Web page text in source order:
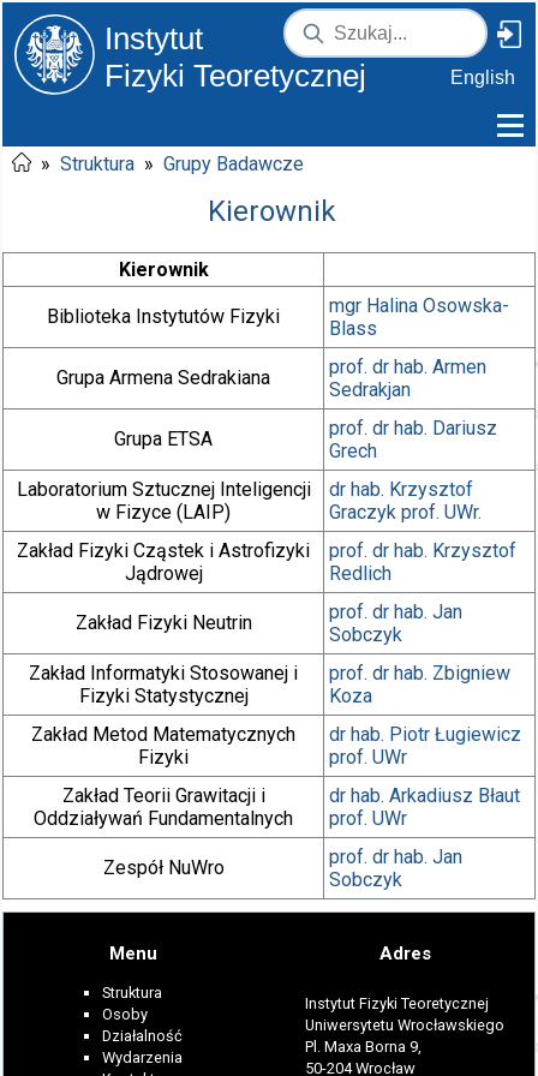
Instytut
Fizyki Teoretycznej
English
» Struktura » Grupy Badawcze
Kierownik
Kierownik
Biblioteka Instytutów Fizyki mgr Halina Osowska-
Blass
Grupa Armena Sedrakiana prof. dr hab. Armen
Sedrakjan
Grupa ETSA prof. dr hab. Dariusz
Grech
Laboratorium Sztucznej Inteligencji
w Fizyce (LAIP)
dr hab. Krzysztof
Graczyk prof. UWr.
Zakład Fizyki Cząstek i Astrofizyki
Jądrowej
prof. dr hab. Krzysztof
Redlich
Zakład Fizyki Neutrin prof. dr hab. Jan
Sobczyk
Zakład Informatyki Stosowanej i
Fizyki Statystycznej
prof. dr hab. Zbigniew
Koza
Zakład Metod Matematycznych
Fizyki
dr hab. Piotr Ługiewicz
prof. UWr
Zakład Teorii Grawitacji i
Oddziaływań Fundamentalnych
dr hab. Arkadiusz Błaut
prof. UWr
Zespół NuWro prof. dr hab. Jan
Sobczyk
Menu
Struktura
Osoby
Działalność
Wydarzenia
Adres
Instytut Fizyki Teoretycznej
Uniwersytetu Wrocławskiego
Pl. Maxa Borna 9,
50-204 Wrocław